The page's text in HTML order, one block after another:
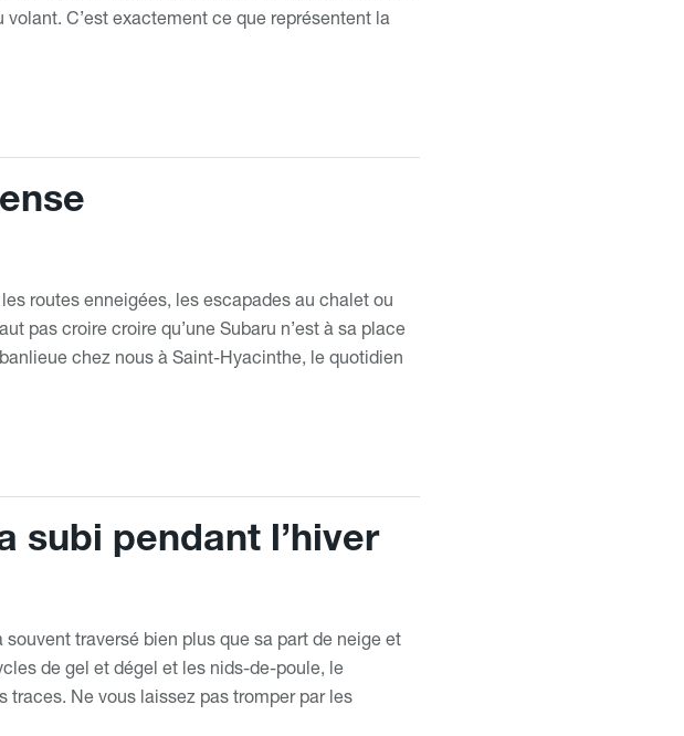
C’est exactement ce que représentent la
routes enneigées, les escapades au chalet ou
pas croire croire qu’une Subaru n’est à sa place
chez nous à Saint-Hyacinthe, le quotidien
subi pendant l’hiver
traversé bien plus que sa part de neige et
de gel et dégel et les nids-de-poule, le
traces. Ne vous laissez pas tromper par les